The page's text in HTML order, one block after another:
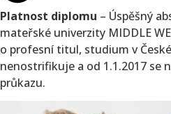
Platnost diplomu – Úspěšný
mateřské univerzity MIDDLE
o profesní titul, studium v
nenostrifikuje a od 1.1.2017 se
průkazu.